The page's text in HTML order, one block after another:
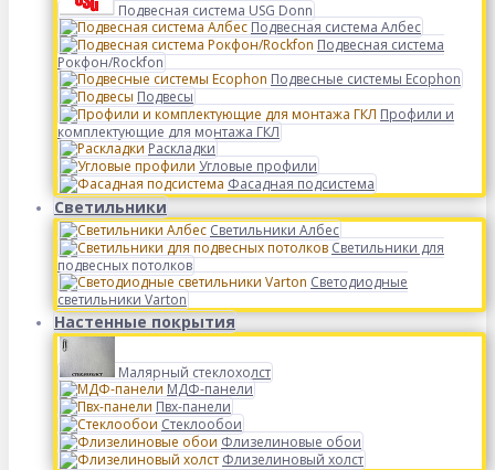
Подвесная система USG Donn
Подвесная система Албес
Подвесная система
Рокфон/Rockfon
Подвесные системы Ecophon
Подвесы
Профили и
комплектующие для монтажа ГКЛ
Раскладки
Угловые профили
Фасадная подсистема
Светильники
Светильники Албес
Светильники для
подвесных потолков
Светодиодные
светильники Varton
Настенные покрытия
Малярный стеклохолст
МДФ-панели
Пвх-панели
Стеклообои
Флизелиновые обои
Флизелиновый холст